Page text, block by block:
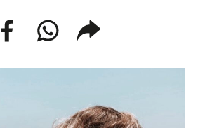
facebookwhatsappcompartir
enlace